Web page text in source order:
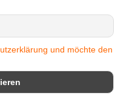
und möchte den